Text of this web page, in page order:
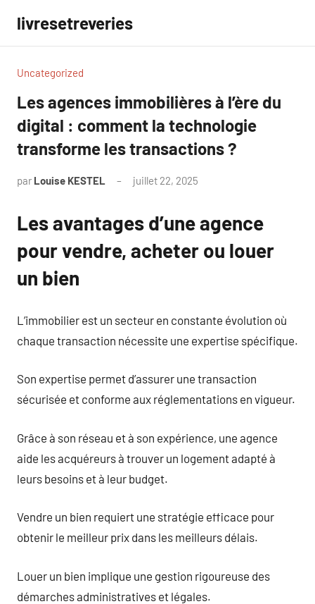
contenu
livresetreveries
Uncategorized
Les agences immobilières à l’ère du
digital : comment la technologie
transforme les transactions ?
par Louise KESTEL juillet 22, 2025
Les avantages d’une agence
pour vendre, acheter ou louer
un bien
L’immobilier est un secteur en constante évolution où
chaque transaction nécessite une expertise spécifique.
Son expertise permet d’assurer une transaction
sécurisée et conforme aux réglementations en vigueur.
Grâce à son réseau et à son expérience, une agence
aide les acquéreurs à trouver un logement adapté à
leurs besoins et à leur budget.
Vendre un bien requiert une stratégie efficace pour
obtenir le meilleur prix dans les meilleurs délais.
Louer un bien implique une gestion rigoureuse des
démarches administratives et légales.